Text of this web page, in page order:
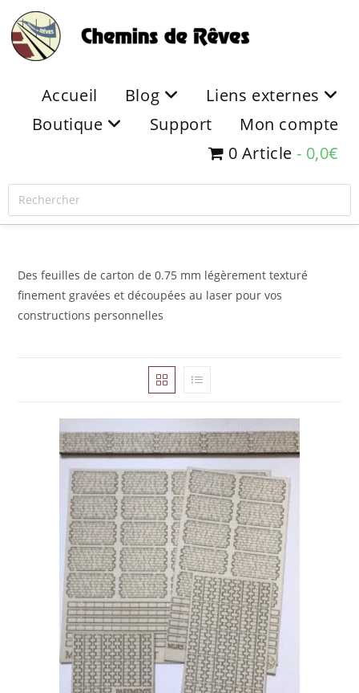
Accueil Blog
Liens externes
Boutique
Support
Mon compte
0 Article
0,0€
Des feuilles de carton de 0.75 mm légèrement texturé
finement gravées et découpées au laser pour vos
constructions personnelles